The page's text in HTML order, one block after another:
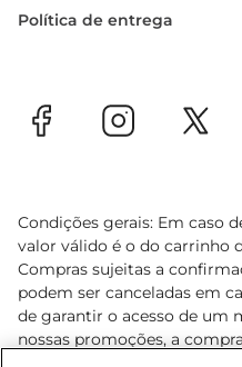
Política de entrega
Condições gerais: Em caso
valor válido é o do carrinho
Compras sujeitas a
podem ser canceladas em
de garantir o acesso de um
nossas promoções, a